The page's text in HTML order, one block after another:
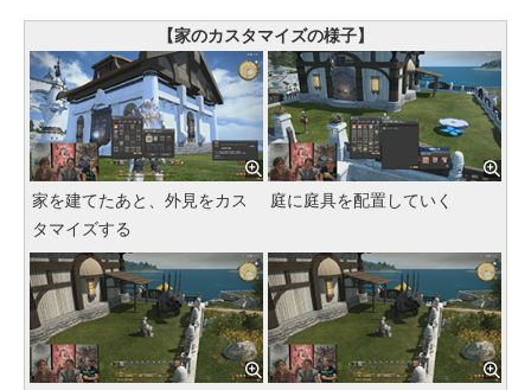
【家のカスタマイズの様子】
家を建てたあと、外見をカス
タマイズする
庭に庭具を配置していく